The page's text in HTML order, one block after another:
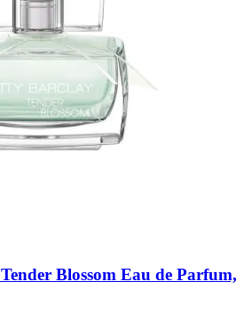
Tender Blossom Eau de Parfum,